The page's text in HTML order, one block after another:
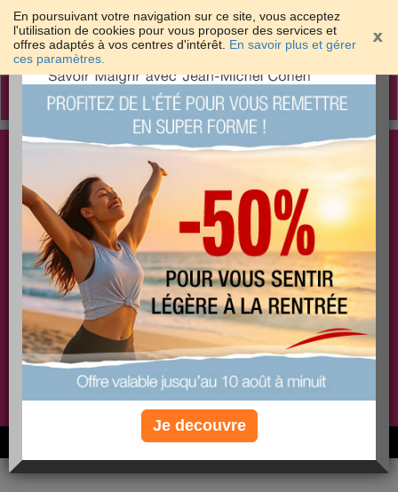
En poursuivant votre navigation sur ce site, vous acceptez
l'utilisation de cookies pour vous proposer des services et
offres adaptés à vos centres d'intérêt. En savoir plus et gérer
ces paramètres.
Toggle
Les meilleures solutions pour maigrir et être bien
dans sa peau
PLUS
EFFICACE
PLUS
SANTÉ
PLUS
COACHING
Non, je préfère le régime gratuit
6M de personnes ont maigri et réappris à manger avec nous
×
Je decouvre